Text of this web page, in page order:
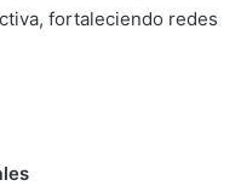
fortaleciendo redes